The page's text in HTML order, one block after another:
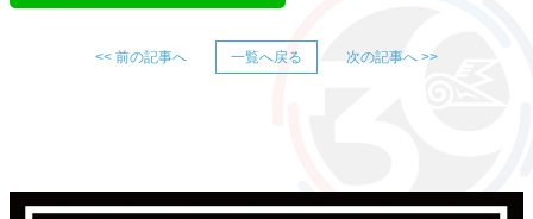
<< 前の記事へ 一覧へ戻る 次の記事へ >>